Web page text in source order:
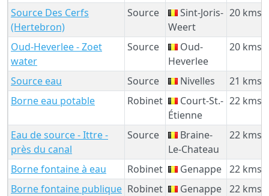
Source Des Cerfs
(Hertebron)
Source
Sint-Joris-
Weert
20 kms
Oud-Heverlee - Zoet
water
Source
Oud-
Heverlee
20 kms
Source eau Source Nivelles
21 kms
Borne eau potable
Robinet
Court-St.-
Étienne
22 kms
Eau de source - Ittre -
près du canal
Source
Braine-
Le-Chateau
22 kms
Borne fontaine à eau Robinet Genappe 22 kms
Borne fontaine publique Robinet Genappe 22 kms